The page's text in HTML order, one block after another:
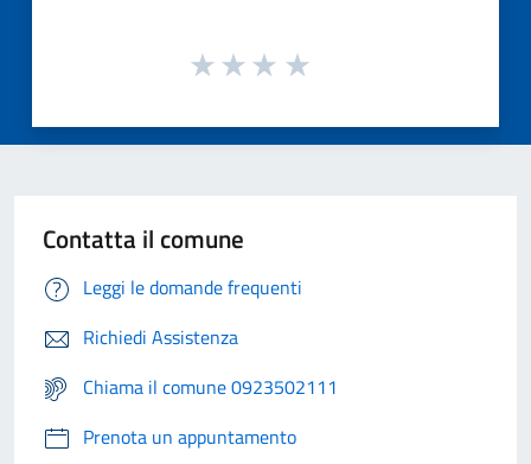
Contatta il comune
Leggi le domande frequenti
Richiedi Assistenza
Chiama il comune 0923502111
Prenota un appuntamento